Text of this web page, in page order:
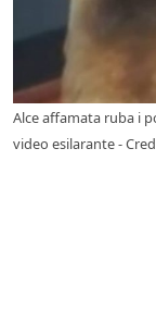
Alce affamata ruba i
video esilarante -